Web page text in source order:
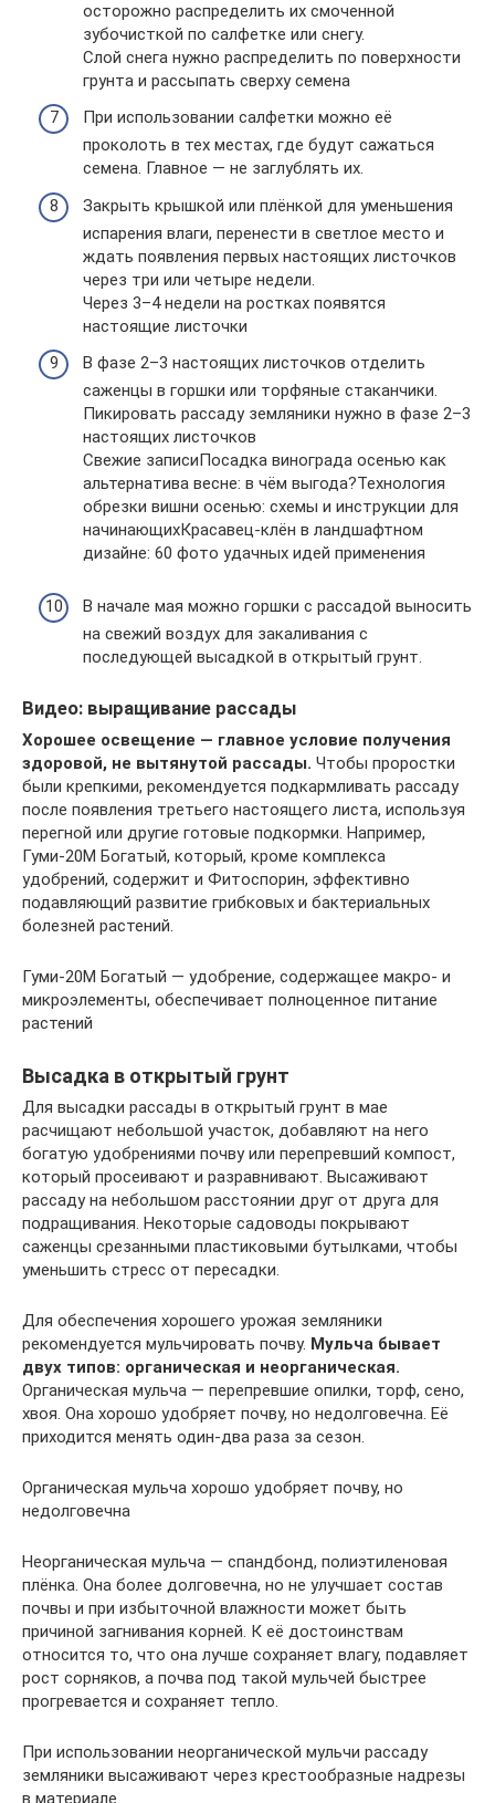
осторожно распределить их смоченной
зубочисткой по салфетке или снегу.
Слой снега нужно распределить по поверхности
грунта и рассыпать сверху семена
При использовании салфетки можно её
проколоть в тех местах, где будут сажаться
семена. Главное — не заглублять их.
Закрыть крышкой или плёнкой для уменьшения
испарения влаги, перенести в светлое место и
ждать появления первых настоящих листочков
через три или четыре недели.
Через 3–4 недели на ростках появятся
настоящие листочки
В фазе 2–3 настоящих листочков отделить
саженцы в горшки или торфяные стаканчики.
Пикировать рассаду земляники нужно в фазе 2–3
настоящих листочков
Свежие записиПосадка винограда осенью как
альтернатива весне: в чём выгода?Технология
обрезки вишни осенью: схемы и инструкции для
начинающихКрасавец-клён в ландшафтном
дизайне: 60 фото удачных идей применения
В начале мая можно горшки с рассадой выносить
на свежий воздух для закаливания с
последующей высадкой в открытый грунт.
Видео: выращивание рассады
Хорошее освещение — главное условие получения
здоровой, не вытянутой рассады. Чтобы проростки
были крепкими, рекомендуется подкармливать рассаду
после появления третьего настоящего листа, используя
перегной или другие готовые подкормки. Например,
Гуми-20М Богатый, который, кроме комплекса
удобрений, содержит и Фитоспорин, эффективно
подавляющий развитие грибковых и бактериальных
болезней растений.
Гуми-20М Богатый — удобрение, содержащее макро- и
микроэлементы, обеспечивает полноценное питание
растений
Высадка в открытый грунт
Для высадки рассады в открытый грунт в мае
расчищают небольшой участок, добавляют на него
богатую удобрениями почву или перепревший компост,
который просеивают и разравнивают. Высаживают
рассаду на небольшом расстоянии друг от друга для
подращивания. Некоторые садоводы покрывают
саженцы срезанными пластиковыми бутылками, чтобы
уменьшить стресс от пересадки.
Для обеспечения хорошего урожая земляники
рекомендуется мульчировать почву. Мульча бывает
двух типов: органическая и неорганическая.
Органическая мульча — перепревшие опилки, торф, сено,
хвоя. Она хорошо удобряет почву, но недолговечна. Её
приходится менять один-два раза за сезон.
Органическая мульча хорошо удобряет почву, но
недолговечна
Неорганическая мульча — спандбонд, полиэтиленовая
плёнка. Она более долговечна, но не улучшает состав
почвы и при избыточной влажности может быть
причиной загнивания корней. К её достоинствам
относится то, что она лучше сохраняет влагу, подавляет
рост сорняков, а почва под такой мульчей быстрее
прогревается и сохраняет тепло.
При использовании неорганической мульчи рассаду
земляники высаживают через крестообразные надрезы
в материале